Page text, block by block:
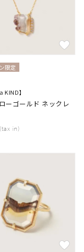
限定
KIND】
ーゴールド ネックレ
in)